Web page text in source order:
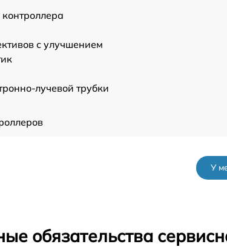
с улучшением
лучевой трубки
У
обязательства